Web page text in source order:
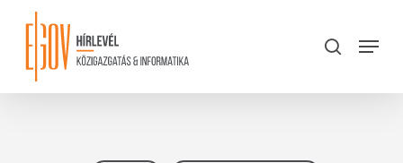
content
search
Menu
Close